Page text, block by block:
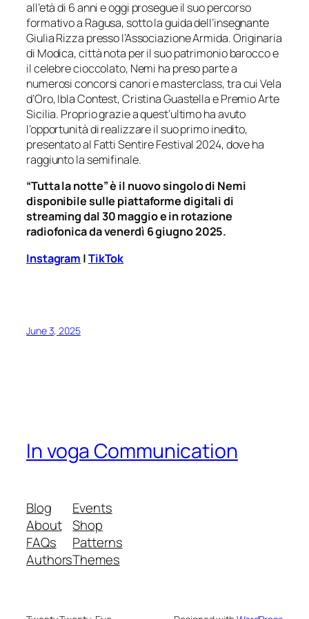
all’età di 6 anni e oggi prosegue il suo percorso
formativo a Ragusa, sotto la guida dell’insegnante
Giulia Rizza presso l’Associazione Armida. Originaria
di Modica, città nota per il suo patrimonio barocco e
il celebre cioccolato, Nemi ha preso parte a
numerosi concorsi canori e masterclass, tra cui Vela
d’Oro, Ibla Contest, Cristina Guastella e Premio Arte
Sicilia. Proprio grazie a quest’ultimo ha avuto
l’opportunità di realizzare il suo primo inedito,
presentato al Fatti Sentire Festival 2024, dove ha
raggiunto la semifinale.
“Tutta la notte” è il nuovo singolo di Nemi
disponibile sulle piattaforme digitali di
streaming dal 30 maggio e in rotazione
radiofonica da venerdì 6 giugno 2025.
Instagram |TikTok
June 3, 2025
In voga Communication
Blog
About
FAQs
Authors
Events
Shop
Patterns
Themes